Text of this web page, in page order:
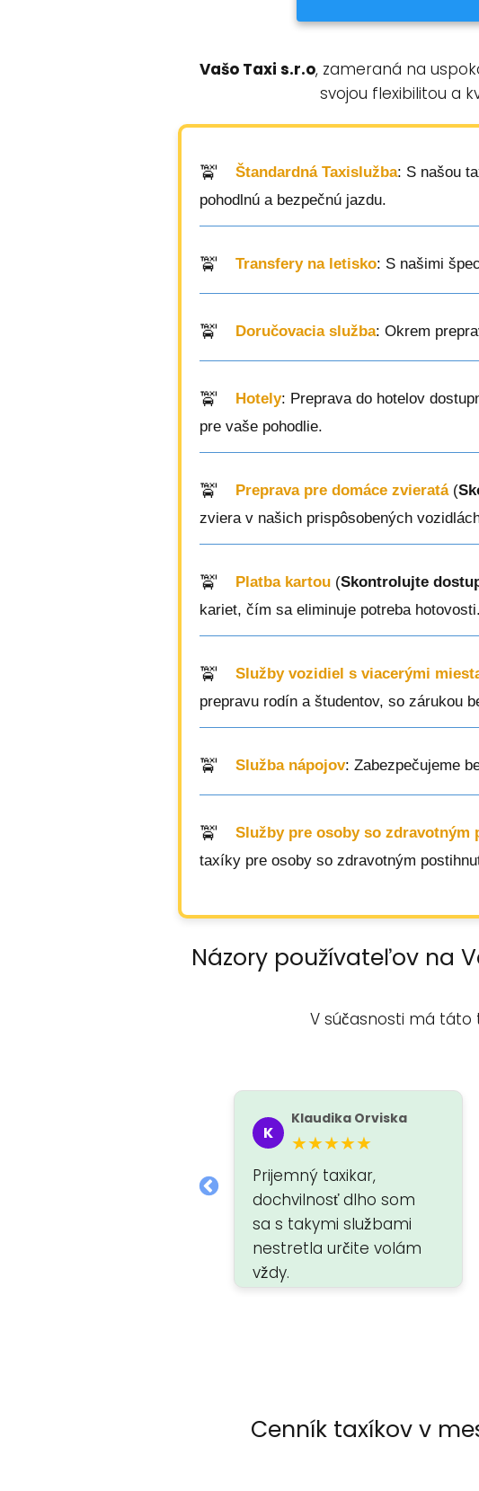
Vašo Taxi s.r.o, zameraná na
svojou flexibilitou a
Štandardná Taxislužba: S našou
pohodlnú a bezpečnú jazdu.
Transfery na letisko: S našimi
Doručovacia služba: Okrem
Hotely: Preprava do hotelov
pre vaše pohodlie.
Preprava pre domáce zvieratá(
zviera v našich prispôsobených
Platba kartou (Skontrolujte
kariet, čím sa eliminuje potreba hotovosti.
Služby vozidiel s viacerými
prepravu rodín a študentov, so zárukou
Služba nápojov: Zabezpečujeme
Služby pre osoby so zdravotným
taxíky pre osoby so zdravotným
Názory používateľov na
V súčasnosti má táto
K
Klaudika Orviska
★★★★★
Prijemný taxikar,
dochvilnosť dlho som
sa s takymi službami
nestretla určite volám
vždy.
Cenník taxíkov v